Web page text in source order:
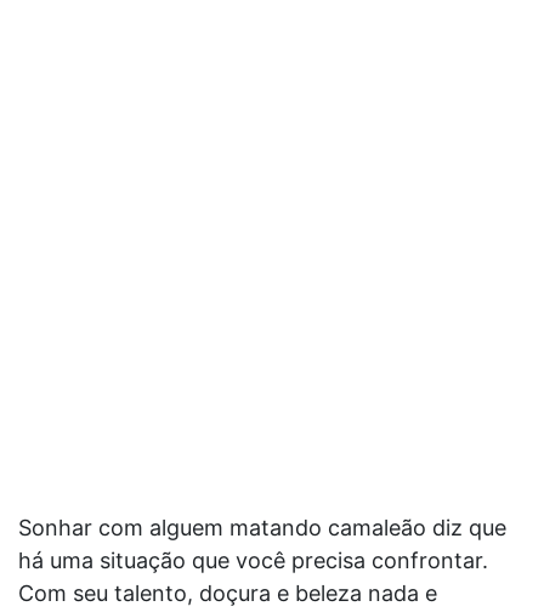
Sonhar com alguem matando camaleão diz que
há uma situação que você precisa confrontar.
Com seu talento, doçura e beleza nada e